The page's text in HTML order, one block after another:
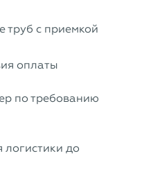
труб с приемкой
оплаты
по требованию
до